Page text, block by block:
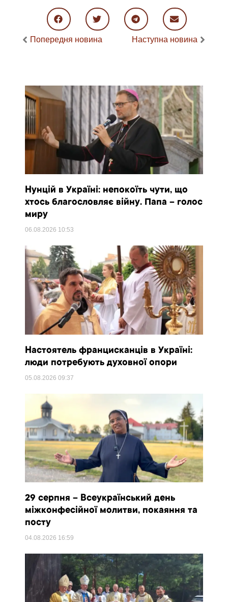
Попередня новина Наступна новина
Нунцій в Україні: непокоїть чути, що
хтось благословляє війну. Папа – голос
миру
06.08.2026 10:53
Настоятель францисканців в Україні:
люди потребують духовної опори
05.08.202609:37
29 серпня – Всеукраїнський день
міжконфесійної молитви, покаяння та
посту
04.08.2026 16:59